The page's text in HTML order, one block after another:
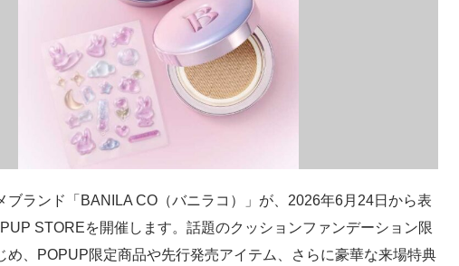
ブランド「BANILA CO（バニラコ）」が、2026年6月24日から表
STOREを開催します。話題のクッションファンデーション限
め、POPUP限定商品や先行発売アイテム、さらに豪華な来場特典